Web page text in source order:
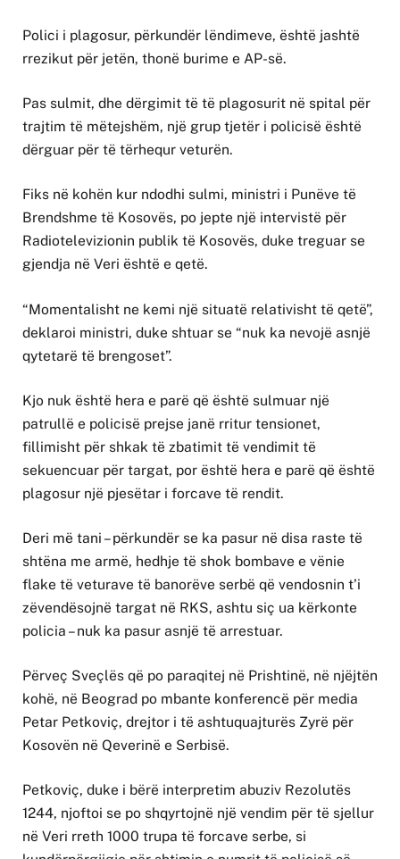
Polici i plagosur, përkundër lëndimeve, është jashtë
rrezikut për jetën, thonë burime e AP-së.
Pas sulmit, dhe dërgimit të të plagosurit në spital për
trajtim të mëtejshëm, një grup tjetër i policisë është
dërguar për të tërhequr veturën.
Fiks në kohën kur ndodhi sulmi, ministri i Punëve të
Brendshme të Kosovës, po jepte një intervistë për
Radiotelevizionin publik të Kosovës, duke treguar se
gjendja në Veri është e qetë.
“Momentalisht ne kemi një situatë relativisht të qetë”,
deklaroi ministri, duke shtuar se “nuk ka nevojë asnjë
qytetarë të brengoset”.
Kjo nuk është hera e parë që është sulmuar një
patrullë e policisë prejse janë rritur tensionet,
fillimisht për shkak të zbatimit të vendimit të
sekuencuar për targat, por është hera e parë që është
plagosur një pjesëtar i forcave të rendit.
Deri më tani – përkundër se ka pasur në disa raste të
shtëna me armë, hedhje të shok bombave e vënie
flake të veturave të banorëve serbë që vendosnin t’i
zëvendësojnë targat në RKS, ashtu siç ua kërkonte
policia – nuk ka pasur asnjë të arrestuar.
Përveç Sveçlës që po paraqitej në Prishtinë, në njëjtën
kohë, në Beograd po mbante konferencë për media
Petar Petkoviç, drejtor i të ashtuquajturës Zyrë për
Kosovën në Qeverinë e Serbisë.
Petkoviç, duke i bërë interpretim abuziv Rezolutës
1244, njoftoi se po shqyrtojnë një vendim për të sjellur
në Veri rreth 1000 trupa të forcave serbe, si